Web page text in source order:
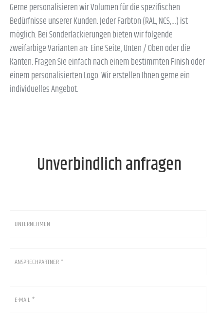
Gerne personalisieren wir Volumen für die spezifischen
Bedürfnisse unserer Kunden. Jeder Farbton (RAL, NCS,…) ist
möglich. Bei Sonderlackierungen bieten wir folgende
zweifarbige Varianten an: Eine Seite, Unten / Oben oder die
Kanten. Fragen Sie einfach nach einem bestimmten Finish oder
einem personalisierten Logo. Wir erstellen Ihnen gerne ein
individuelles Angebot.
Unverbindlich anfragen
Mail